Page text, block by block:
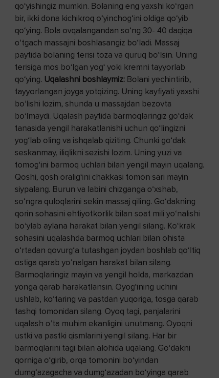
qo‘yishingiz mumkin. Bolaning eng yaxshi ko‘rgan
bir, ikki dona kichikroq o‘yinchog‘ini oldiga qo‘yib
qo‘ying. Bola ovqalangandan so‘ng 30- 40 daqiqa
o‘tgach massajni boshlasangiz bo‘ladi. Massaj
paytida bolaning terisi toza va quruq bo‘lsin. Uning
terisiga mos bo‘lgan yog‘ yoki kremni tayyorlab
qo‘ying. Uqalashni boshlaymiz: Bolani yechintirib,
tayyorlangan joyga yotqizing. Uning kayfiyati yaxshi
bo‘lishi lozim, shunda u massajdan bezovta
bo‘lmaydi. Uqalash paytida barmoqlaringiz go‘dak
tanasida yengil harakatlanishi uchun qo‘lingizni
yog‘lab oling va ishqalab qiziting. Chunki go‘dak
seskanmay, iliqlikni sezishi lozim. Uning yuzi va
tomog‘ini barmoq uchlari bilan yengil mayin uqalang.
Qoshi, qosh oralig‘ini chakkasi tomon sari mayin
siypalang. Burun va labini chizganga o‘xshab,
so‘ngra quloqlarini sekin massaj qiling. Go‘dakning
qorin sohasini ehtiyotkorlik bilan soat mili yo‘nalishi
bo‘ylab aylana harakat bilan yengil silang. Ko‘krak
sohasini uqalashda barmoq uchlari bilan ohista
o‘rtadan qovurg‘a tutashgan joydan boshlab qo‘ltiq
ostiga qarab yo‘nalgan harakat bilan silang.
Barmoqlaringiz mayin va yengil holda, markazdan
yonga qarab harakatlansin. Oyog‘ining uchini
ushlab, ko‘taring va pastdan yuqoriga, tosga qarab
tashqi tomonidan silang. Oyoq tagi, panjalarini
uqalash o‘ta muhim ekanligini unutmang. Oyoqni
ustki va pastki qismlarini yengil silang. Har bir
barmoqlarini tagi bilan alohida uqalang. Go‘dakni
qorniga o‘girib, orqa tomonini bo‘yindan
dumg‘azagacha va dumg‘azadan bo‘yinga qarab